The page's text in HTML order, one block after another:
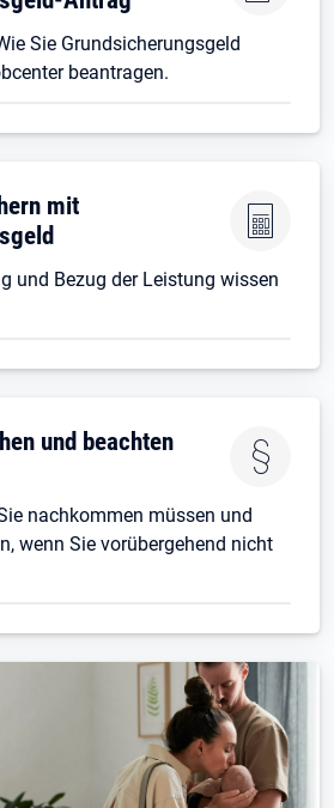
Sie Grundsicherungsgeld
beantragen.
mit
und Bezug der Leistung wissen
und beachten
nachkommen müssen und
wenn Sie vorübergehend nicht